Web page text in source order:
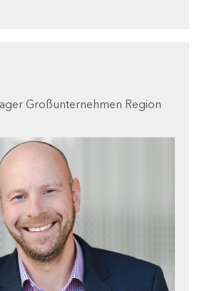
Großunternehmen Region